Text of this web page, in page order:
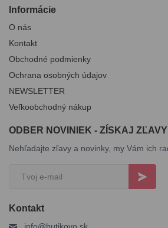
Informácie
O nás
Kontakt
Obchodné podmienky
Ochrana osobných údajov
NEWSLETTER
Veľkoobchodný nákup
ODBER NOVINIEK - ZÍSKAJ ZĽAVY
Nehľadajte zľavy a novinky, my Vám ich
Kontakt
info@butikovo.sk